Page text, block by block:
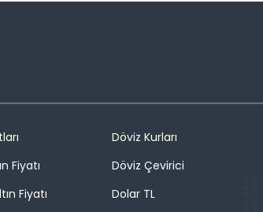
Fiyatı
Fiyatı
Döviz Kurları
Döviz Çevirici
Dolar TL